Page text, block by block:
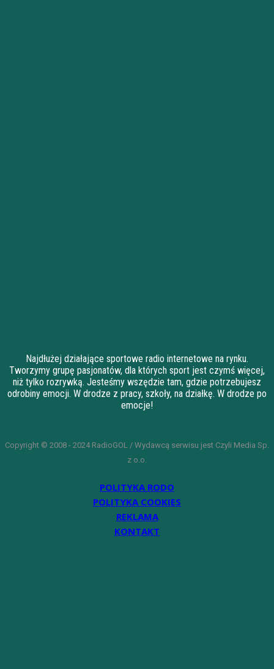
Najdłużej działające sportowe radio internetowe na rynku.
Tworzymy grupę pasjonatów, dla których sport jest czymś więcej,
niż tylko rozrywką. Jesteśmy wszędzie tam, gdzie potrzebujesz
odrobiny emocji. W drodze z pracy, szkoły, na działkę. W drodze po
emocje!
Copyright © 2008 - 2024 RadioGOL / Wydawcą serwisu jest Czyli Media Sp.
z o.o.
POLITYKA RODO
POLITYKA COOKIES
REKLAMA
KONTAKT